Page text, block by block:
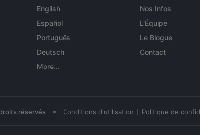
English
Español
Português
Deutsch
More...
Nos Infos
L'Équipe
Le Blogue
Contact
réservés • Conditions d'utilisation Politique de